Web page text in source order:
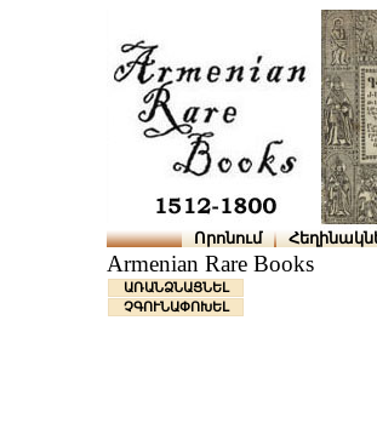
Որոնում
Armenian Rare Books
ԱՌԱՆՁՆԱՑՆԵԼ
ՉԳՈՒՆԱՓՈԽԵԼ